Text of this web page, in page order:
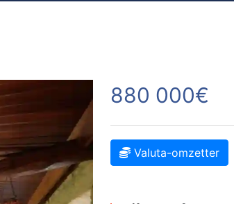
880 000€
Valuta-omzetter